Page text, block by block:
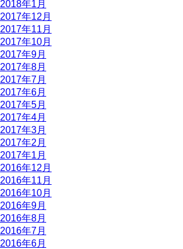
2018年1月
2017年12月
2017年11月
2017年10月
2017年9月
2017年8月
2017年7月
2017年6月
2017年5月
2017年4月
2017年3月
2017年2月
2017年1月
2016年12月
2016年11月
2016年10月
2016年9月
2016年8月
2016年7月
2016年6月